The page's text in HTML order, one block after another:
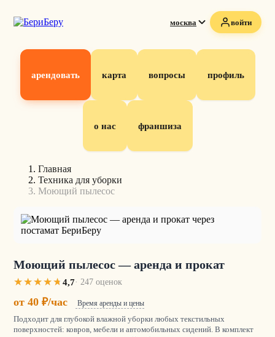
москва войти
арендовать карта вопросы профиль
о нас франшиза
Главная
Техника для уборки
Моющий пылесос
Моющий пылесос — аренда и прокат
4,7· 247 оценок
от 40 ₽/час Время аренды и цены
Подходит для глубокой влажной уборки любых текстильных
поверхностей: ковров, мебели и автомобильных сидений. В комплект